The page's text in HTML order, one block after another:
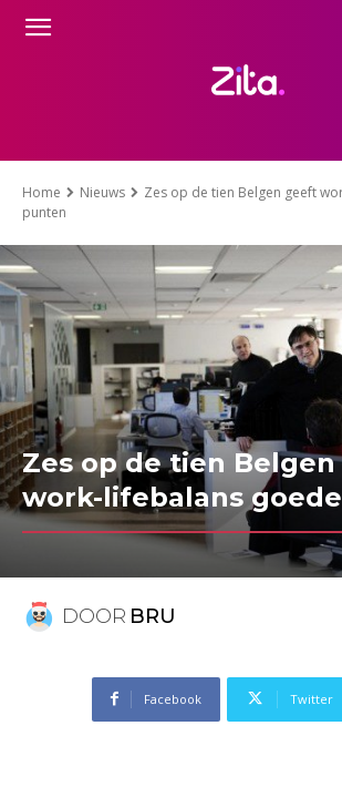
Home Nieuws
Zes op de tien Belgen geeft
punten
Zes op de tien
work-lifebalans
DOOR BRU
Facebook Twitter